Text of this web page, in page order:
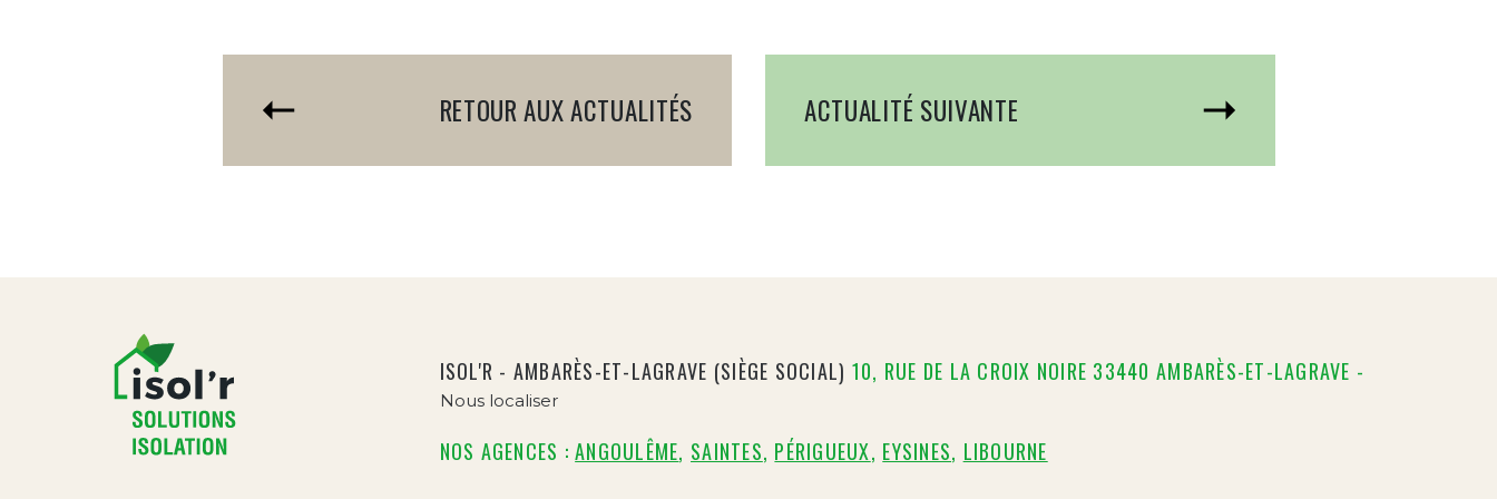
ACTUALITÉ SUIVANTE
RETOUR AUX ACTUALITÉS
ISOL'R - AMBARÈS-ET-LAGRAVE (SIÈGE SOCIAL) 10, RUE DE LA CROIX NOIRE 33440 AMBARÈS-ET-LAGRAVE -
Nous localiser
NOS AGENCES :ANGOULÊME, SAINTES, PÉRIGUEUX, EYSINES, LIBOURNE